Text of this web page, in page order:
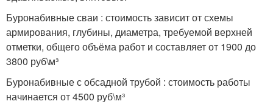
Буронабивные сваи : стоимость зависит от схемы
армирования, глубины, диаметра, требуемой верхней
отметки, общего объёма работ и составляет от 1900 до
3800 руб\м³
Буронабивные с обсадной трубой : стоимость работы
начинается от 4500 руб\м³